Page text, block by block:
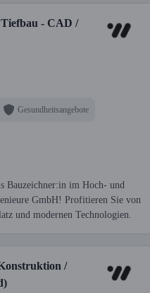
- CAD /
Gesundheitsangebote
Bauzeichner:in im Hoch- und
GmbH! Profitieren Sie von
und modernen Technologien.
/